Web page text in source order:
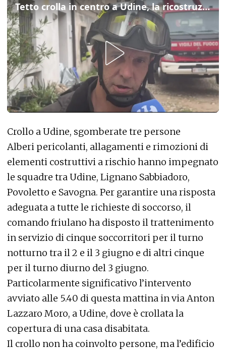
Tetto crolla in centro a Udine, la ricostruzione dei vigili del fuoco
Crollo a Udine, sgomberate tre persone
Alberi pericolanti, allagamenti e rimozioni di
elementi costruttivi a rischio hanno impegnato
le squadre tra Udine, Lignano Sabbiadoro,
Povoletto e Savogna. Per garantire una risposta
adeguata a tutte le richieste di soccorso, il
comando friulano ha disposto il trattenimento
in servizio di cinque soccorritori per il turno
notturno tra il 2 e il 3 giugno e di altri cinque
per il turno diurno del 3 giugno.
Particolarmente significativo l’intervento
avviato alle 5.40 di questa mattina in via Anton
Lazzaro Moro, a Udine, dove è crollata la
copertura di una casa disabitata.
Il crollo non ha coinvolto persone, ma l’edificio